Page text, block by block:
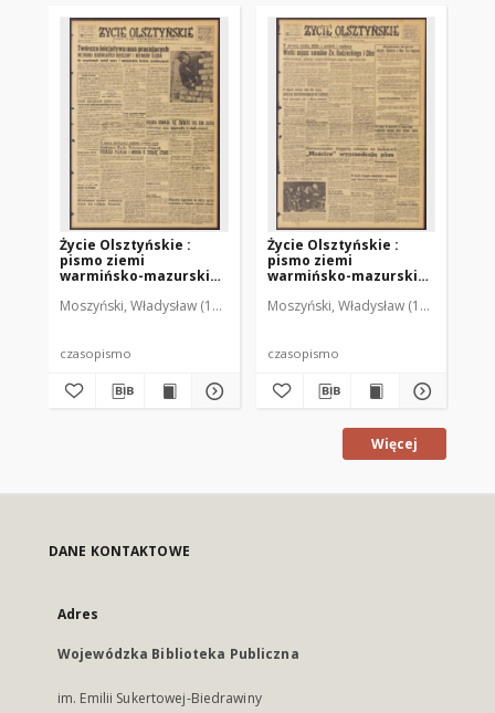
Życie Olsztyńskie :
pismo ziemi
warmińsko-mazurskiej,
Moszyński, Władysław (1922-2001). Red. Mroczkowski, Włodzimierz
czasopismo
Życie Olsztyńskie :
pismo ziemi
warmińsko-mazurskiej,
Moszyński, Władysław (1922-2001).
czasopismo
Więcej
DANE KONTAKTOWE
Adres
Wojewódzka Biblioteka Publiczna
im. Emilii Sukertowej-Biedrawiny